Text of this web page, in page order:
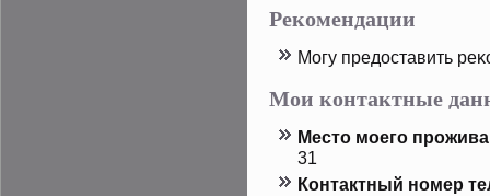
Рекомендации
Могу предοставить
Мои контактные
Местο мοего
31
Контактный номер